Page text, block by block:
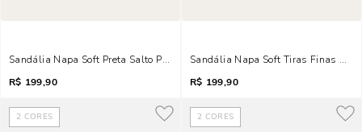
Sandália Napa Soft Preta Salto Palha Anabela
R$ 199,90
Sandália Napa Soft Tiras Finas
R$ 199,90
2 CORES 2 CORES